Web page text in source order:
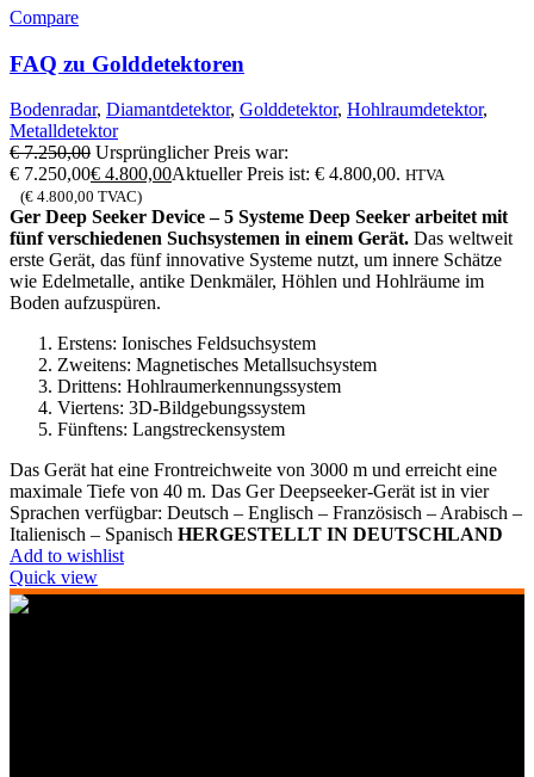
Compare
FAQ zu Golddetektoren
Bodenradar, Diamantdetektor, Golddetektor, Hohlraumdetektor,
Metalldetektor
€7.250,00 Ursprünglicher Preis war:
€ 7.250,00€ 4.800,00Aktueller Preis ist: € 4.800,00. HTVA
(€ 4.800,00 TVAC)
Ger Deep Seeker Device – 5 Systeme Deep Seeker arbeitet mit
fünf verschiedenen Suchsystemen in einem Gerät. Das weltweit
erste Gerät, das fünf innovative Systeme nutzt, um innere Schätze
wie Edelmetalle, antike Denkmäler, Höhlen und Hohlräume im
Boden aufzuspüren.
Erstens: Ionisches Feldsuchsystem
Zweitens: Magnetisches Metallsuchsystem
Drittens: Hohlraumerkennungssystem
Viertens: 3D-Bildgebungssystem
Fünftens: Langstreckensystem
Das Gerät hat eine Frontreichweite von 3000 m und erreicht eine
maximale Tiefe von 40 m. Das Ger Deepseeker-Gerät ist in vier
Sprachen verfügbar: Deutsch – Englisch – Französisch – Arabisch –
Italienisch – Spanisch HERGESTELLT IN DEUTSCHLAND
Add to wishlist
Quick view